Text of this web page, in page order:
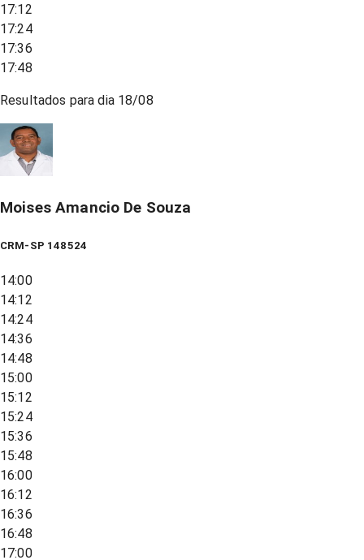
17:12
17:24
17:36
17:48
Resultados para dia 18/08
Moises Amancio De Souza
CRM-SP 148524
14:00
14:12
14:24
14:36
14:48
15:00
15:12
15:24
15:36
15:48
16:00
16:12
16:36
16:48
17:00